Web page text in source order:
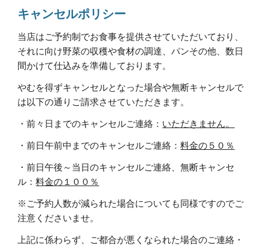
キャンセルポリシー
当店はご予約制でお食事を提供させていただいており、
それに向け野菜の収穫や食材の調達、パンその他、数日
間かけて仕込みを準備しております。
やむを得ずキャンセルとなった場合や無断キャンセルで
は以下の通りご請求させていただきます。
・前々日までのキャンセルご連絡： いただきません。
・前日午前中までのキャンセルご連絡：料金の５０％
・前日午後～当日のキャンセルご連絡、無断キャンセ
ル：料金の１００％
※ご予約人数が減られた場合についても同様ですのでご
注意くださいませ。
上記に係わらず、ご都合が悪くなられた場合のご連絡・